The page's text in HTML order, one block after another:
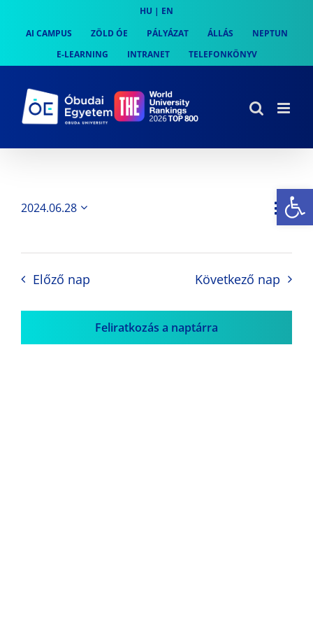
content
HU | EN
AI CAMPUS
ZÖLD ÓE PÁLYÁZAT ÁLLÁS
NEPTUN
E-LEARNING
INTRANET TELEFONKÖNYV
Nap
2024.06.28
Előző nap Következő nap
Feliratkozás a naptárra